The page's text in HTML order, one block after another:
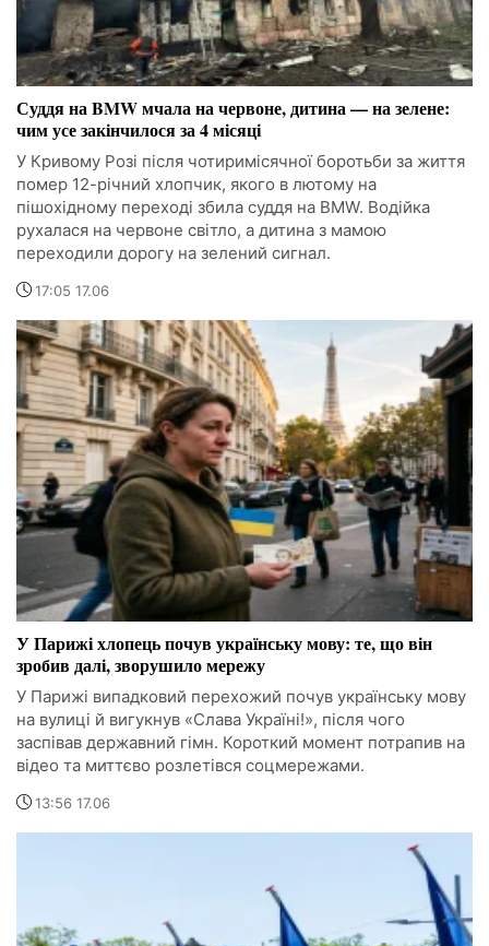
Суддя на BMW мчала на червоне, дитина — на зелене:
чим усе закінчилося за 4 місяці
У Кривому Розі після чотиримісячної боротьби за життя
помер 12-річний хлопчик, якого в лютому на
пішохідному переході збила суддя на BMW. Водійка
рухалася на червоне світло, а дитина з мамою
переходили дорогу на зелений сигнал.
17:05 17.06
У Парижі хлопець почув українську мову: те, що він
зробив далі, зворушило мережу
У Парижі випадковий перехожий почув українську мову
на вулиці й вигукнув «Слава Україні!», після чого
заспівав державний гімн. Короткий момент потрапив на
відео та миттєво розлетівся соцмережами.
13:56 17.06